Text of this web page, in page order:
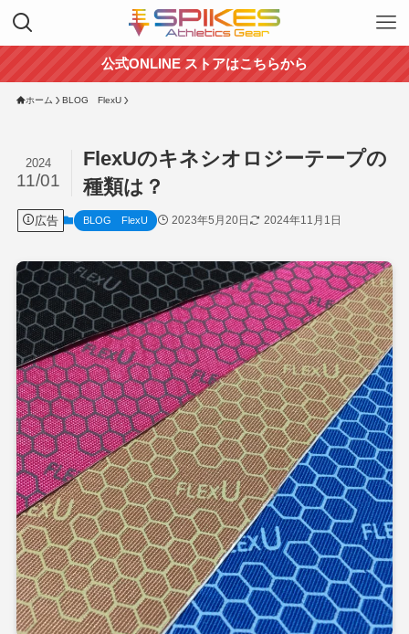
公式ONLINE ストアはこちらから
ホーム BLOG FlexU
FlexUのキネシオロジーテープの
種類は？
2024
11/01
広告 BLOG FlexU 2023年5月20日 2024年11月1日